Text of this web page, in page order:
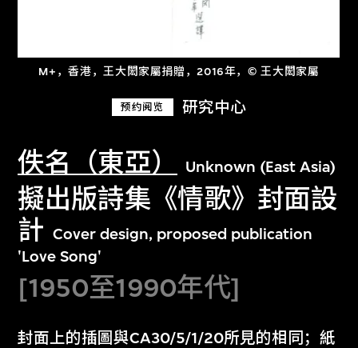
M+，香港，王大閎家屬捐贈，2016年，© 王大閎家屬
预约阅览 研究中心
佚名（東亞） Unknown (East Asia)
擬出版詩集《情歌》封面設
計 Cover design, proposed publication
'Love Song'
[1950至1990年代]
封面上的插圖與CA30/5/1/20所見的相同；紙
探索世界顶级的二十及二十一世纪视觉
文化藏品。